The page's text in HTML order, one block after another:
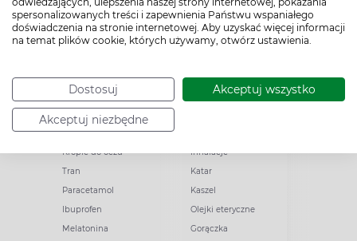
spersonalizowanych treści i zapewnienia Państwu wspaniałego
doświadczenia na stronie internetowej. Aby uzyskać więcej informacji
na temat plików cookie, których używamy, otwórz ustawienia.
Dostosuj Akceptuj wszystko
Akceptuj niezbędne
Popularne zapytania
Witamina D
Witamina C
Krople do oczu
Tran
Paracetamol
Ibuprofen
Melatonina
Przeziębienie i grypa
Inhalacje
Katar
Kaszel
Olejki eteryczne
Gorączka